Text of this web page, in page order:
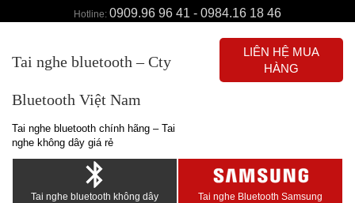
Hotline: 0909.96 96 41 - 0984.16 18 46
Tai nghe bluetooth – Cty
Bluetooth Việt Nam
Tai nghe bluetooth chính hãng – Tai
nghe không dây giá rẻ
LIÊN HỆ MUA
HÀNG
Tai nghe bluetooth không dây Tai nghe Bluetooth Samsung